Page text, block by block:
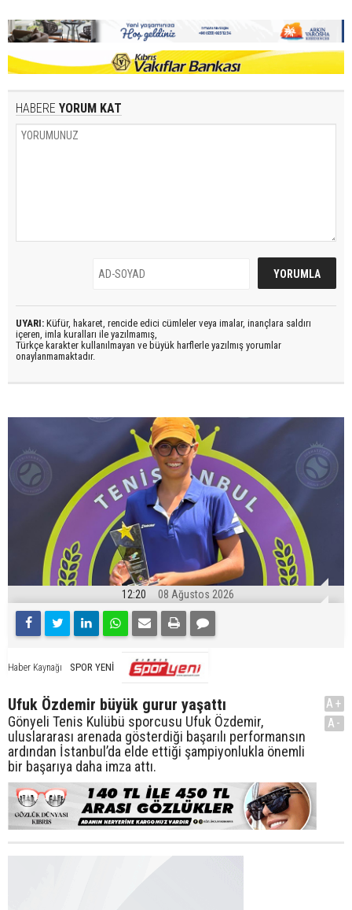
HABERE YORUM KAT
UYARI: Küfür, hakaret, rencide edici cümleler veya imalar, inançlara saldırı
içeren, imla kuralları ile yazılmamış,
Türkçe karakter kullanılmayan ve büyük harflerle yazılmış yorumlar
onaylanmamaktadır.
12:20 08 Ağustos 2026
Haber Kaynağı SPOR YENİ
Ufuk Özdemir büyük gurur yaşattı
Gönyeli Tenis Kulübü sporcusu Ufuk Özdemir,
uluslararası arenada gösterdiği başarılı performansın
ardından İstanbul’da elde ettiği şampiyonlukla önemli
bir başarıya daha imza attı.
A+
A-